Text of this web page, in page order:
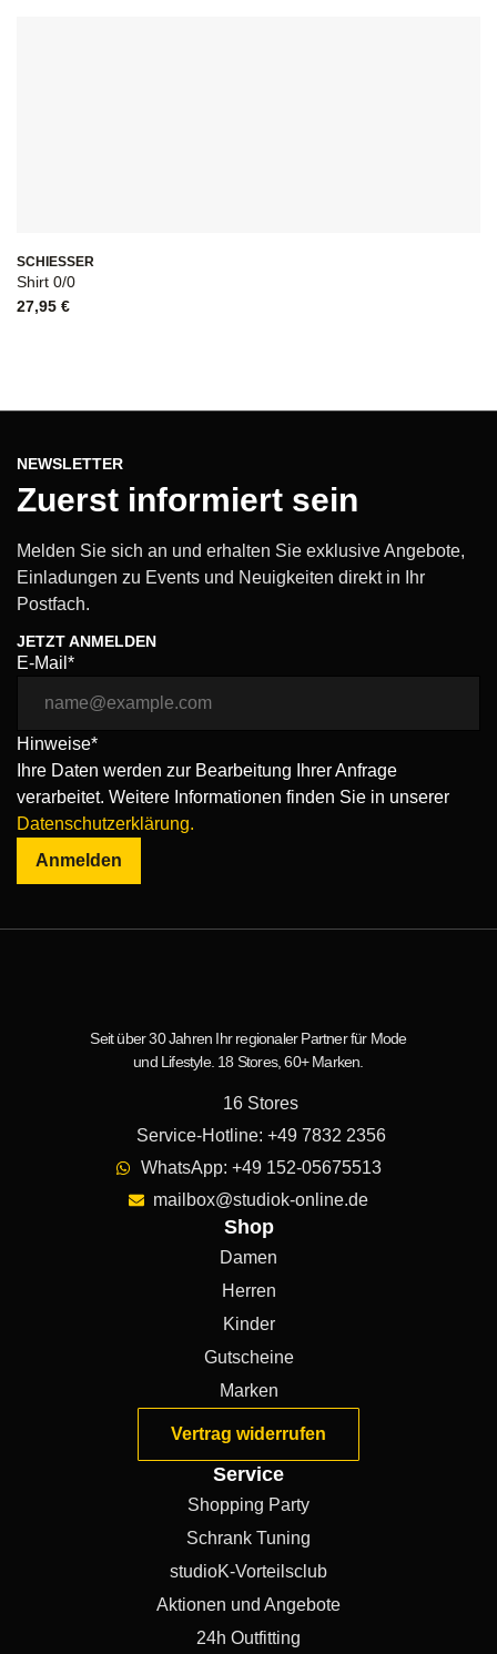
SCHIESSER
Shirt 0/0
27,95 €
NEWSLETTER
Zuerst informiert sein
Melden Sie sich an und erhalten Sie exklusive Angebote,
Einladungen zu Events und Neuigkeiten direkt in Ihr
Postfach.
JETZT ANMELDEN
E-Mail*
Hinweise*
Ihre Daten werden zur Bearbeitung Ihrer Anfrage
verarbeitet. Weitere Informationen finden Sie in unserer
Datenschutzerklärung.
Anmelden
Seit über 30 Jahren Ihr regionaler Partner für Mode
und Lifestyle. 18 Stores, 60+ Marken.
16 Stores
Service-Hotline: +49 7832 2356
WhatsApp: +49 152-05675513
mailbox@studiok-online.de
Shop
Damen
Herren
Kinder
Gutscheine
Marken
Vertrag widerrufen
Service
Shopping Party
Schrank Tuning
studioK-Vorteilsclub
Aktionen und Angebote
24h Outfitting